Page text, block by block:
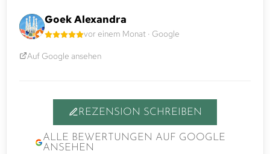
Goek Alexandra
vor einem Monat · Google
Auf Google ansehen
REZENSION SCHREIBEN
ALLE BEWERTUNGEN AUF GOOGLE
ANSEHEN